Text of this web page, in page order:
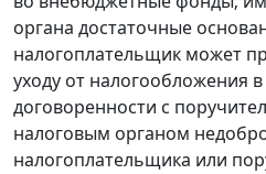
органа достаточные
налогоплательщик может
уходу от налогообложения в
договоренности с
налоговым органом
налогоплательщика или